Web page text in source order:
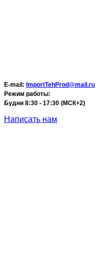
E-mail: ImportTehProd@mail.ru
Режим работы:
Будни 8:30 - 17:30 (МСК+2)
Написать нам